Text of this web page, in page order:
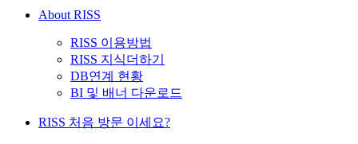
About RISS
RISS 이용방법
RISS 지식더하기
DB연계 현황
BI 및 배너 다운로드
RISS 처음 방문 이세요?